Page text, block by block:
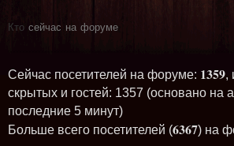
Кто сейчас на форуме
Сейчас посетителей на форуме: 1359,
скрытых и гостей: 1357 (основано на
последние 5 минут)
Больше всего посетителей (6367) на